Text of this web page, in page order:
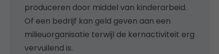
produceren door middel van kinderarbeid.
Of een bedrijf kan geld geven aan een
milieuorganisatie terwijl de kernactiviteit erg
vervuilend is.